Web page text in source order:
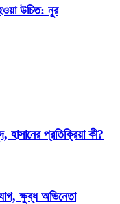
উচিত: নুর
হাসানের প্রতিক্রিয়া কী?
ক্ষুব্ধ অভিনেতা